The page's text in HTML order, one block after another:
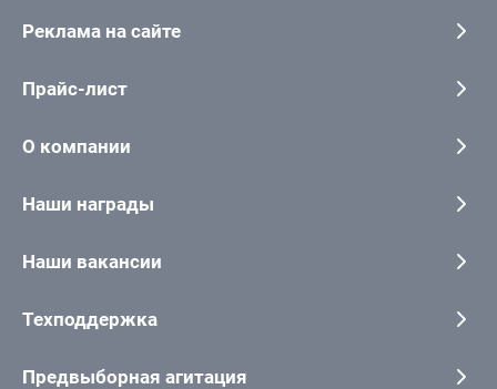
Реклама на сайте
Прайс-лист
О компании
Наши награды
Наши вакансии
Техподдержка
Предвыборная агитация